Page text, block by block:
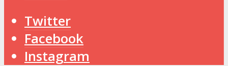
Twitter
Facebook
Instagram